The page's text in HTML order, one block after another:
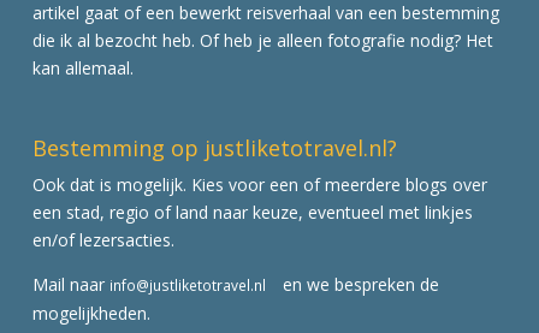
artikel gaat of een bewerkt reisverhaal van een bestemming
die ik al bezocht heb. Of heb je alleen fotografie nodig? Het
kan allemaal.
Bestemming op justliketotravel.nl?
Ook dat is mogelijk. Kies voor een of meerdere blogs over
een stad, regio of land naar keuze, eventueel met linkjes
en/of lezersacties.
Mail naar info@justliketotravel.nl
en we bespreken de
mogelijkheden.